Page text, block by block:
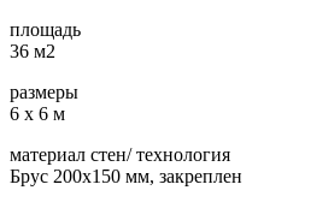
площадь
36 м2
размеры
6 х 6 м
материал стен/ технология
Брус 200х150 мм, закреплен